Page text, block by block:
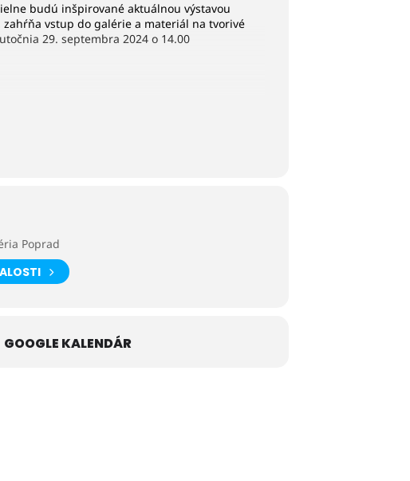
budú inšpirované aktuálnou výstavou
zahŕňa vstup do galérie a materiál na tvorivé
29. septembra 2024 o 14.00
Poprad
GOOGLE KALENDÁR